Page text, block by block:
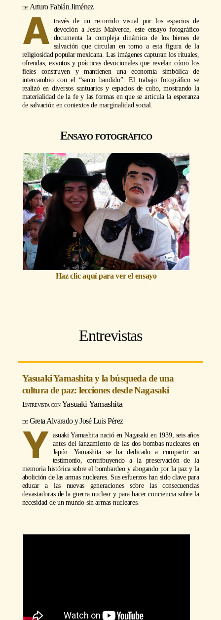
Arturo Fabián Jiménez
A través de un recorrido visual por los espacios de
devoción a Jesús Malverde, este ensayo fotográfico
documenta la compleja dinámica de los bienes de
salvación que circulan en torno a esta figura de la
religiosidad popular mexicana. Las imágenes capturan los rituales,
ofrendas, exvotos y prácticas devocionales que revelan cómo los
fieles construyen y mantienen una economía simbólica de
intercambio con el “santo bandido”. El trabajo fotográfico se
realizó en diversos santuarios y espacios de culto, mostrando la
materialidad de la fe y las formas en que se articula la esperanza
de salvación en contextos de marginalidad social.
Ensayo fotográfico
Haz clic aquí para ver el ensayo
Entrevistas
Yasuaki Yamashita y la búsqueda de una
cultura de paz: lecciones desde Nagasaki
Yasuaki Yamashita
Greta Alvarado y José Luis Pérez
Y asuaki Yamashita nació en Nagasaki en 1939, seis años
antes del lanzamiento de las dos bombas nucleares en
Japón. Yamashita se ha dedicado a compartir su
testimonio, contribuyendo a la preservación de la
memoria histórica sobre el bombardeo y abogando por la paz y la
abolición de las armas nucleares. Sus esfuerzos han sido clave para
educar a las nuevas generaciones sobre las consecuencias
devastadoras de la guerra nuclear y para hacer conciencia sobre la
necesidad de un mundo sin armas nucleares.